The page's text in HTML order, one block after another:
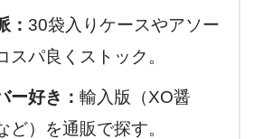
： 30袋入りケースやアソー
スパ良くストック。
ー好き： 輸入版（XO醤
ど）を通販で探す。